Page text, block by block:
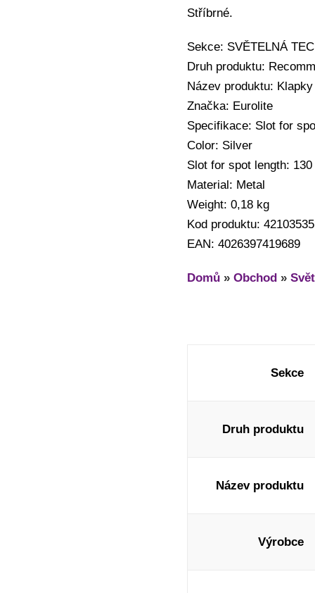
Stříbrné.
Sekce: SVĚTELNÁ
Druh produktu:
Název produktu:
Značka: Eurolite
Specifikace: Slot for
Color: Silver
Slot for spot length: 130
Material: Metal
Weight: 0,18 kg
Kod produktu: 42103535
EAN: 4026397419689
Domů » Obchod »
Sekce
Druh produktu
Název produktu
Výrobce